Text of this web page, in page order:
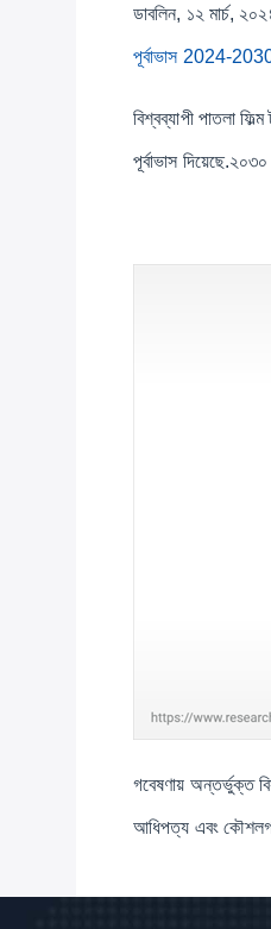
ডাবলিন, ১২ মার্চ,
পূর্বাভাস 2024-
বিশ্বব্যাপী পাতলা
পূর্বাভাস
গবেষণায় অন্তর্ভুক্ত
আধিপত্য এবং কৌশলগত